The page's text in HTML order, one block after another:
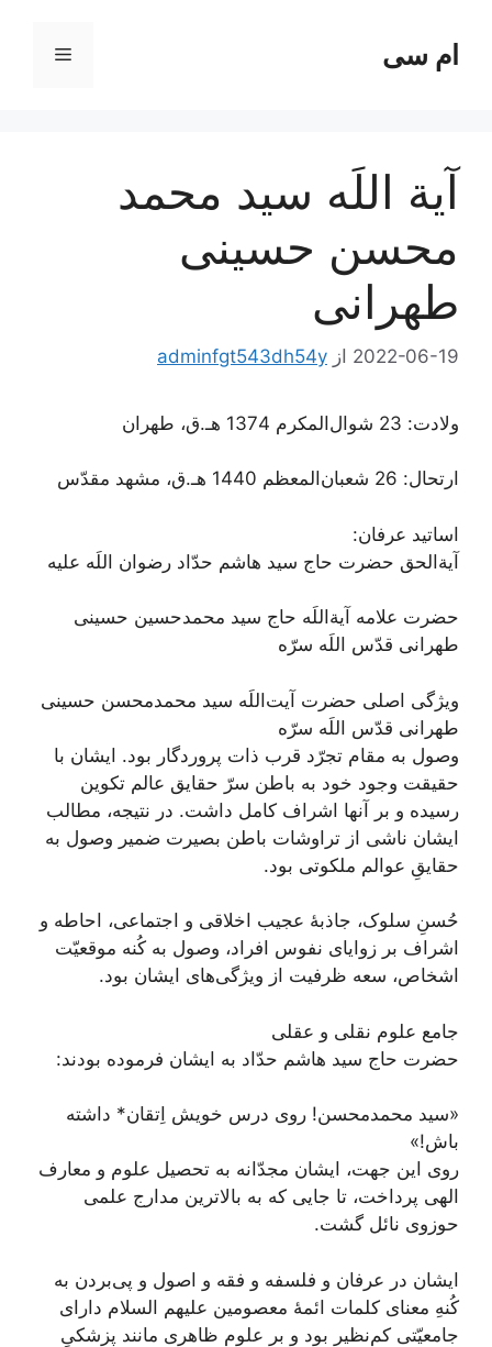
محتواام سی فهرست
آیة اللَه سید محمد
محسن حسینی
طهرانی
2022-06-19 از adminfgt543dh54y
ولادت: 23 شوال‌المکرم 1374 هـ.ق، طهران
ارتحال: 26 شعبان‌المعظم 1440 هـ.ق، مشهد مقدّس
اساتید عرفان:
آیةالحق حضرت حاج سید هاشم حدّاد رضوان اللَه علیه
حضرت علامه آیةاللَه حاج سید محمدحسین حسینی
طهرانی قدّس اللَه سرّه
ویژگی اصلی حضرت آیت‌اللَه سید محمدمحسن حسینی
طهرانی قدّس اللَه سرّه
وصول به مقام تجرّد قرب ذات پروردگار بود. ایشان با
حقیقت وجود خود به باطن سرّ حقایق عالم تکوین
رسیده و بر آنها اشراف کامل داشت. در نتیجه، مطالب‏
ايشان‏ ناشى از تراوشات باطن بصيرت ضمير وصول به
حقایقِ عوالم ملکوتى بود.
حُسنِ سلوک، جاذبۀ عجیب اخلاقی و اجتماعی، احاطه و
اشراف بر زوایای نفوس افراد، وصول به کُنه موقعیّت
اشخاص، سعه ظرفيت از ویژگی‌های ایشان بود.
جامع علوم نقلی و عقلی
حضرت حاج سید هاشم حدّاد به ایشان فرموده بودند:
«سید محمدمحسن! روی درس خویش اِتقان* داشته
باش!»
روی این جهت، ایشان مجدّانه به تحصیل علوم و معارف
الهی پرداخت، تا جایی که به بالاترین مدارج علمی
حوزوی نائل گشت.
ایشان در عرفان و فلسفه و فقه و اصول و پى‌‌بردن به
کُنهِ معنای کلمات ائمۀ معصومین علیهم السلام دارای
جامعیّتی کم‌نظیر بود و بر علوم ظاهری مانند پزشکیِ